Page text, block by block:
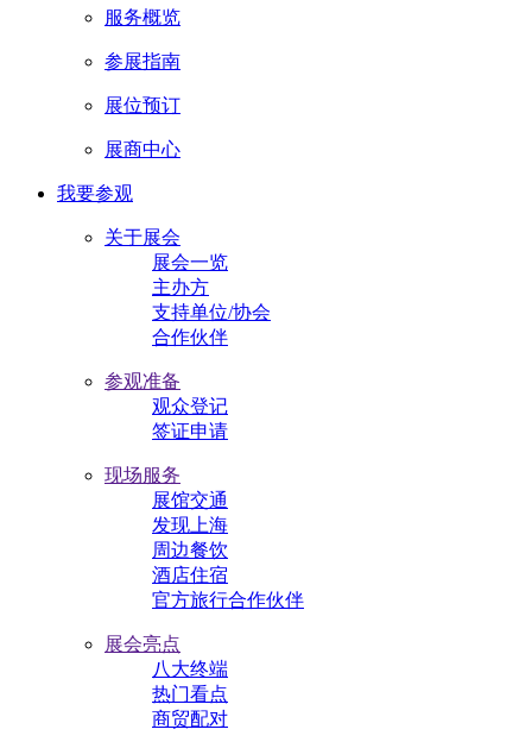
服务概览
参展指南
展位预订
展商中心
我要参观
关于展会
展会一览
主办方
支持单位/协会
合作伙伴
参观准备
观众登记
签证申请
现场服务
展馆交通
发现上海
周边餐饮
酒店住宿
官方旅行合作伙伴
展会亮点
八大终端
热门看点
商贸配对